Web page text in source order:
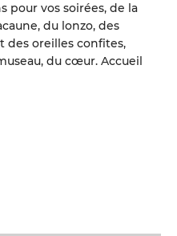
pour vos soirées, de la
du lonzo, des
des oreilles confites,
du cœur. Accueil